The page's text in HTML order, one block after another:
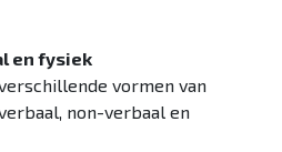
en fysiek
vormen van
non-verbaal en